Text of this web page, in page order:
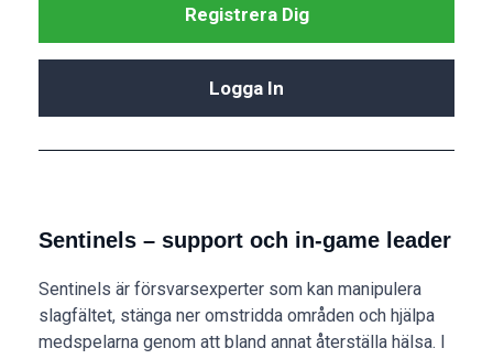
Registrera Dig
Logga In
Sentinels – support och in-game leader
Sentinels är försvarsexperter som kan manipulera
slagfältet, stänga ner omstridda områden och hjälpa
medspelarna genom att bland annat återställa hälsa. I